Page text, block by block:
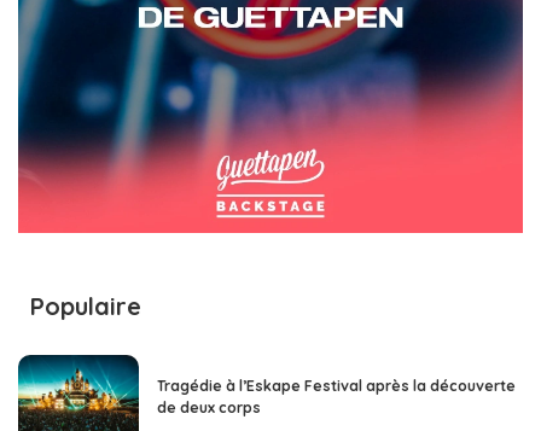
Populaire
Tragédie à l’Eskape Festival après la découverte
de deux corps